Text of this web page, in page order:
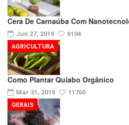
Cera De Carnaúba Com
Jun 27, 2019 6104
Como Plantar Quiabo Orgânico
Mar 31, 2019 11760
AGRICULTURA
GERAIS